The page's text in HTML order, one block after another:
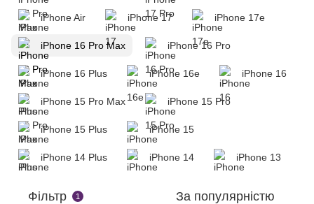
iPhone Air iPhone 17 iPhone 17e
iPhone 16 Pro Max iPhone 16 Pro
iPhone 16 Plus iPhone 16e iPhone 16
iPhone 15 Pro Max iPhone 15 Pro
iPhone 15 Plus iPhone 15
iPhone 14 Plus iPhone 14 iPhone 13
Фільтр 1 За популярністю